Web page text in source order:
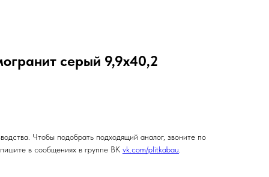
серый 9,9х40,2
Чтобы подобрать подходящий аналог, звоните по
в сообщениях в группе ВК vk.com/plitkabau